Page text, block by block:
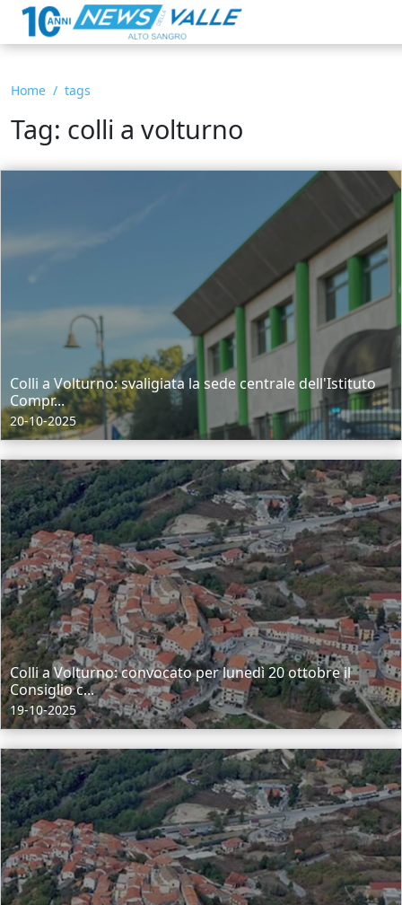
Home tags
Tag: colli a volturno
Colli a Volturno: svaligiata la sede centrale dell'Istituto
Compr...
20-10-2025
Colli a Volturno: convocato per lunedì 20 ottobre il
Consiglio c...
19-10-2025